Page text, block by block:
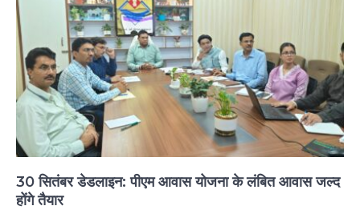
30 सितंबर डेडलाइन: पीएम आवास योजना के लंबित आवास जल्द
होंगे तैयार